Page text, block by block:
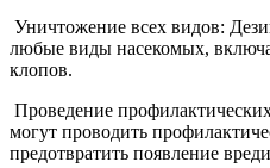
Уничтожение всех видов:
любые виды насекомых,
клопов.
Проведение
могут проводить
предотвратить появление